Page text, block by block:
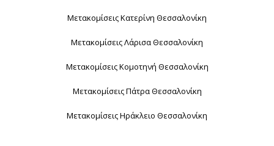
Μετακομίσεις Κατερίνη Θεσσαλονίκη
Μετακομίσεις Λάρισα Θεσσαλονίκη
Μετακομίσεις Κομοτηνή Θεσσαλονίκη
Μετακομίσεις Πάτρα Θεσσαλονίκη
Μετακομίσεις Ηράκλειο Θεσσαλονίκη